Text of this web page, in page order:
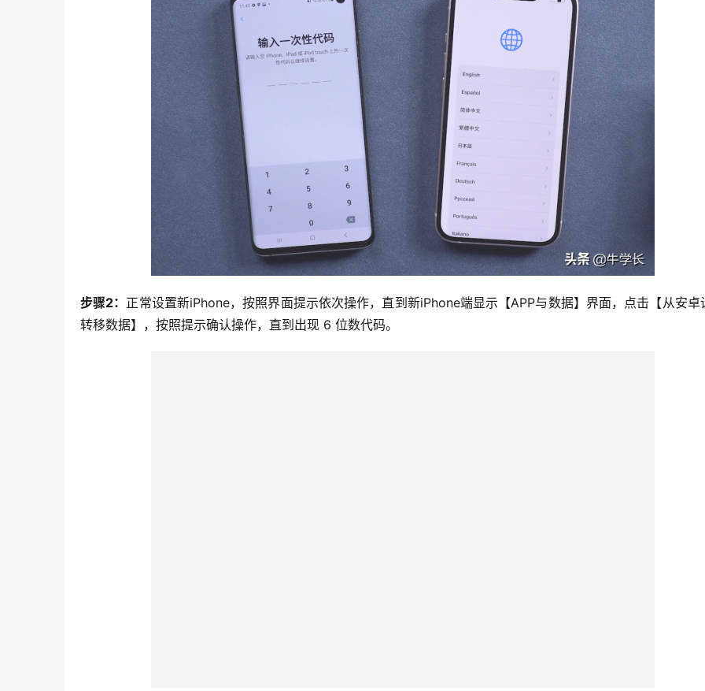
步骤2： 正常设置新iPhone，按照界面提示依次操作，直到新iPhone端显示【APP与数据】界面，点击【从安卓
转移数据】，按照提示确认操作，直到出现 6 位数代码。